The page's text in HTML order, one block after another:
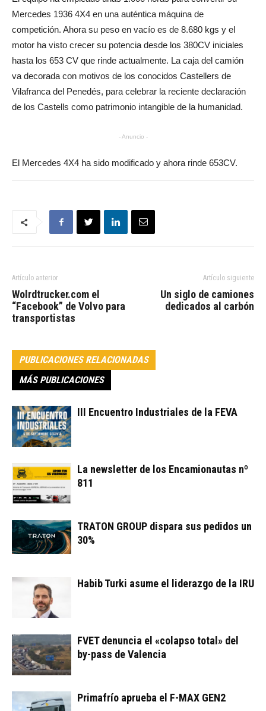
Mercedes 1936 4X4 en una auténtica máquina de
competición. Ahora su peso en vacío es de 8.680 kgs y el
motor ha visto crecer su potencia desde los 380CV iniciales
hasta los 653 CV que rinde actualmente. La caja del camión
va decorada con motivos de los conocidos Castellers de
Vilafranca del Penedés, para celebrar la reciente declaración
de los Castells como patrimonio intangible de la humanidad.
- Anuncio -
El Mercedes 4X4 ha sido modificado y ahora rinde 653CV.
Artículo anterior
Wolrdtrucker.com el
“Facebook” de Volvo para
transportistas
Artículo siguiente
Un siglo de camiones
dedicados al carbón
PUBLICACIONES RELACIONADAS
MÁS PUBLICACIONES
III Encuentro Industriales de la FEVA
La newsletter de los Encamionautas nº
811
TRATON GROUP dispara sus pedidos un
30%
Habib Turki asume el liderazgo de la IRU
FVET denuncia el «colapso total» del
by-pass de Valencia
Primafrío aprueba el F-MAX GEN2